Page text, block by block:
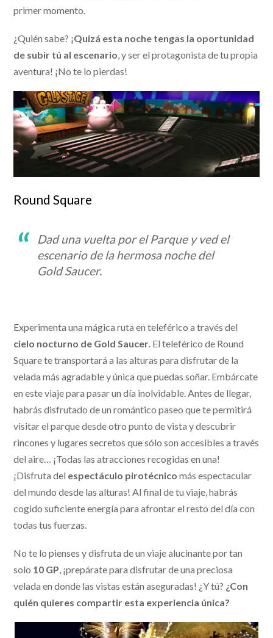
primer momento.
¿Quién sabe? ¡Quizá esta noche tengas la oportunidad
de subir tú al escenario, y ser el protagonista de tu propia
aventura! ¡No te lo pierdas!
Round Square
Dad una vuelta por el Parque y ved el
escenario de la hermosa noche del
Gold Saucer.
Experimenta una mágica ruta en teleférico a través del
cielo nocturno de Gold Saucer. El teleférico de Round
Square te transportará a las alturas para disfrutar de la
velada más agradable y única que puedas soñar. Embárcate
en este viaje para pasar un día inolvidable. Antes de llegar,
habrás disfrutado de un romántico paseo que te permitirá
visitar el parque desde otro punto de vista y descubrir
rincones y lugares secretos que sólo son accesibles a través
del aire… ¡Todas las atracciones recogidas en una!
¡Disfruta del espectáculo pirotécnico más espectacular
del mundo desde las alturas! Al final de tu viaje, habrás
cogido suficiente energía para afrontar el resto del día con
todas tus fuerzas.
No te lo pienses y disfruta de un viaje alucinante por tan
solo 10 GP, ¡prepárate para disfrutar de una preciosa
velada en donde las vistas están aseguradas! ¿Y tú? ¿Con
quién quieres compartir esta experiencia única?